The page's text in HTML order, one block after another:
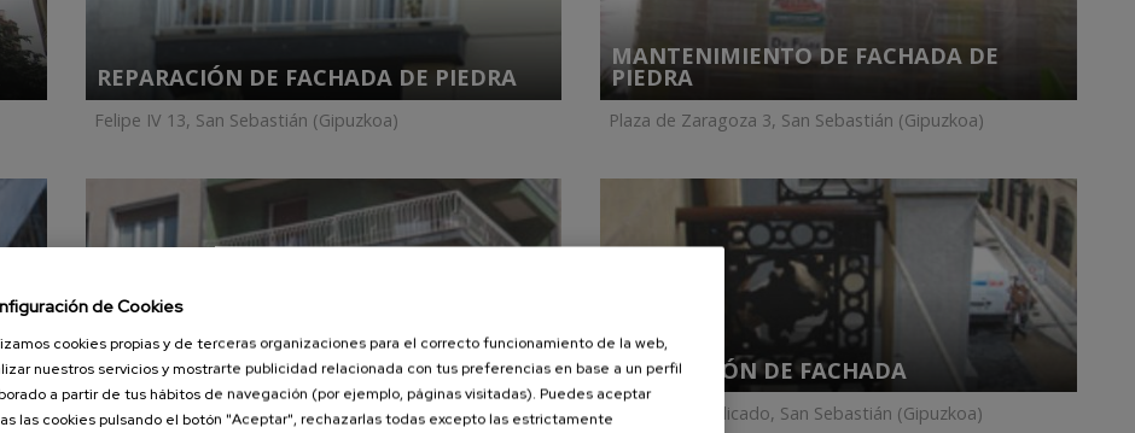
REPARACIÓN DE FACHADA DE PIEDRA
Felipe IV 13, San Sebastián (Gipuzkoa)
MANTENIMIENTO DE FACHADA DE
PIEDRA
Plaza de Zaragoza 3, San Sebastián (Gipuzkoa)
RENOVACIÓN DE FACHADA DE PIEDRA
Sancho el Sabio 27, San Sebastián (Gipuzkoa)
REPARACIÓN DE FACHADA
Guetaria 2 triplicado, San Sebastián (Gipuzkoa)
de Cookies
cookies propias y de terceras organizaciones para el correcto funcionamiento de la web,
nuestros servicios y mostrarte publicidad relacionada con tus preferencias en base a un perfil
a partir de tus hábitos de navegación (por ejemplo, páginas visitadas). Puedes aceptar
las cookies pulsando el botón "Aceptar", rechazarlas todas excepto las estrictamente